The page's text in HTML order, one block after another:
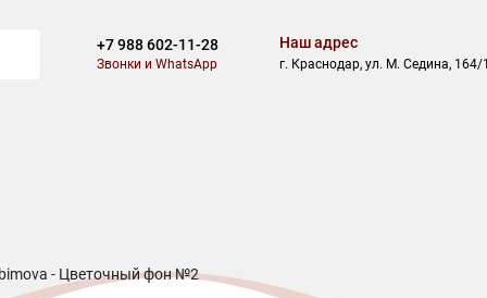
+7 988 602-11-28
Звонки и WhatsApp
Наш адрес
г. Краснодар, ул. М. Седина, 164/1
- Цветочный фон №2